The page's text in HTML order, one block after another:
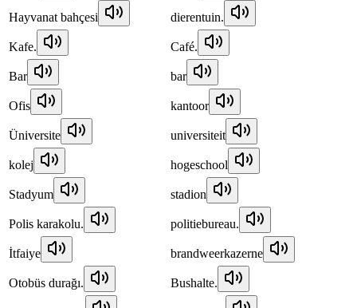
Hayvanat bahçesi dierentuin.
Kafe. Café.
Bar bar
Ofis kantoor
Üniversite universiteit
kolej hogeschool
Stadyum stadion
Polis karakolu. politiebureau.
İtfaiye brandweerkazerne
Otobüs durağı. Bushalte.